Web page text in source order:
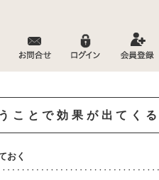
ことで効果が出てくる
おく